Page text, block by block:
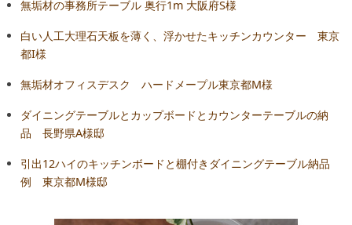
無垢材の事務所テーブル 奥行1m 大阪府S様
白い人工大理石天板を薄く、浮かせたキッチンカウンター 東京
都I様
無垢材オフィスデスク ハードメープル東京都M様
ダイニングテーブルとカップボードとカウンターテーブルの納
品 長野県A様邸
引出12ハイのキッチンボードと棚付きダイニングテーブル納品
例 東京都M様邸